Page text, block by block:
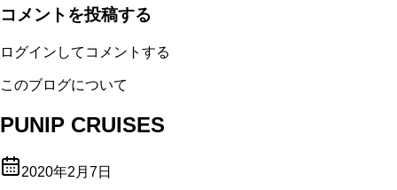
コメントを投稿する
ログインしてコメントする
このブログについて
PUNIP CRUISES
2020年2月7日